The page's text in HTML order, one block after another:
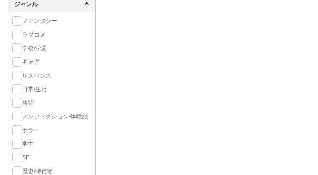
ジャンル
ファンタジー
ラブコメ
学校/学園
ギャグ
サスペンス
日常/生活
格闘
ノンフィクション/体験談
ホラー
学生
SF
歴史/時代物